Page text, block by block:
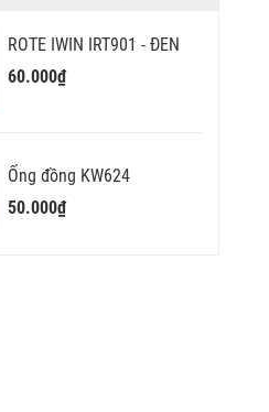
ROTE IWIN IRT901 - ĐEN
60.000₫
Ống đồng KW624
50.000₫